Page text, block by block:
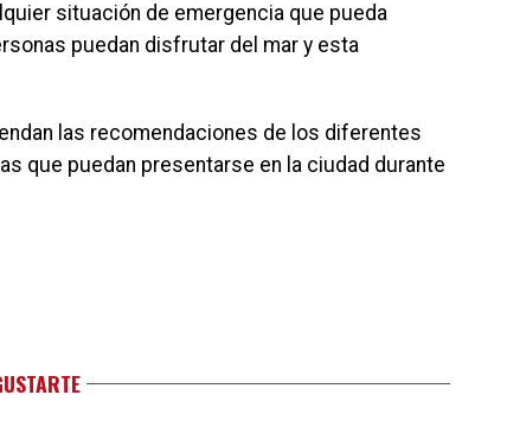
situación de emergencia que pueda
puedan disfrutar del mar y esta
las recomendaciones de los diferentes
que puedan presentarse en la ciudad durante